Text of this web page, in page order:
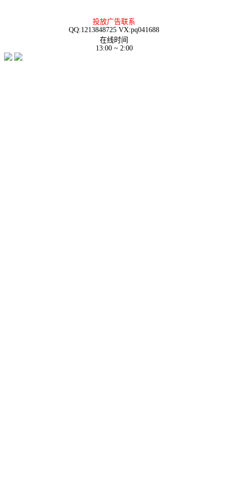
投放广告联系
QQ:1213848725 VX:pq041688
在线时间
13:00 ~ 2:00